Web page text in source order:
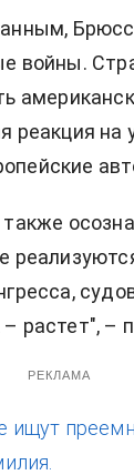
войны.
реакция на
– растет",
РЕКЛАМА
ищут